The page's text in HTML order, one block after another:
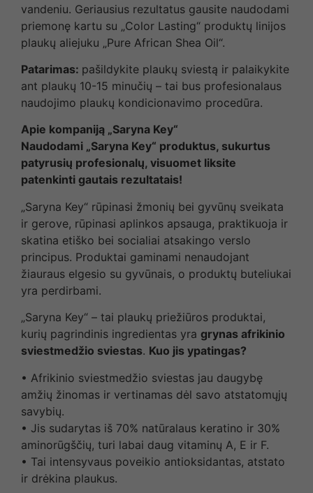
vandeniu. Geriausius rezultatus gausite naudodami
priemonę kartu su „Color Lasting“ produktų linijos
plaukų aliejuku „Pure African Shea Oil“.
Patarimas: pašildykite plaukų sviestą ir palaikykite
ant plaukų 10-15 minučių – tai bus profesionalaus
naudojimo plaukų kondicionavimo procedūra.
Apie kompaniją „Saryna Key“
Naudodami „Saryna Key“ produktus, sukurtus
patyrusių profesionalų, visuomet liksite
patenkinti gautais rezultatais!
„Saryna Key“ rūpinasi žmonių bei gyvūnų sveikata
ir gerove, rūpinasi aplinkos apsauga, praktikuoja ir
skatina etiško bei socialiai atsakingo verslo
principus. Produktai gaminami nenaudojant
žiauraus elgesio su gyvūnais, o produktų buteliukai
yra perdirbami.
„Saryna Key“ – tai plaukų priežiūros produktai,
kurių pagrindinis ingredientas yra grynas afrikinio
sviestmedžio sviestas. Kuo jis ypatingas?
• Afrikinio sviestmedžio sviestas jau daugybę
amžių žinomas ir vertinamas dėl savo atstatomųjų
savybių.
• Jis sudarytas iš 70% natūralaus keratino ir 30%
aminorūgščių, turi labai daug vitaminų A, E ir F.
• Tai intensyvaus poveikio antioksidantas, atstato
ir drėkina plaukus.